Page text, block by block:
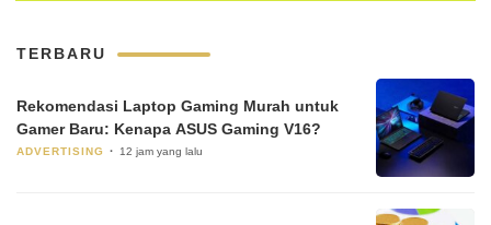
TERBARU
Rekomendasi Laptop Gaming Murah untuk
Gamer Baru: Kenapa ASUS Gaming V16?
ADVERTISING 12 jam yang lalu